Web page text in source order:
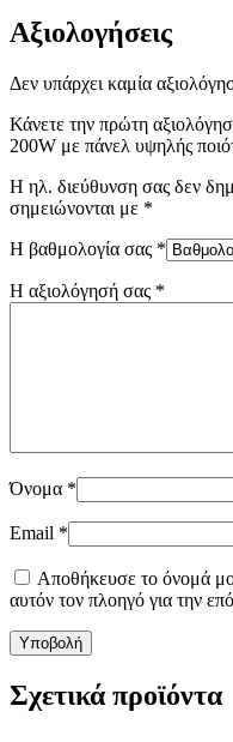
Αξιολογήσεις
Δεν υπάρχει καμία
Κάνετε την πρώτη
200W με πάνελ υψηλής
Η ηλ. διεύθυνση σας δεν
σημειώνονται με *
Η βαθμολογία σας *
Η αξιολόγησή σας *
Όνομα *
Email *
Αποθήκευσε το όνομά
αυτόν τον πλοηγό για την
Σχετικά προϊόντα